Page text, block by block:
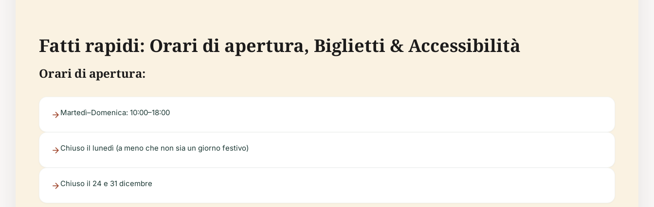
Fatti rapidi: Orari di apertura, Biglietti & Accessibilità
Orari di apertura:
Martedì–Domenica: 10:00–18:00
Chiuso il lunedì (a meno che non sia un giorno festivo)
Chiuso il 24 e 31 dicembre